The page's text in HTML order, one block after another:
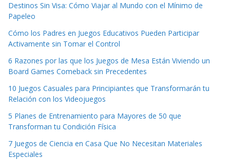
Destinos Sin Visa: Cómo Viajar al Mundo con el Mínimo de
Papeleo
Cómo los Padres en Juegos Educativos Pueden Participar
Activamente sin Tomar el Control
6 Razones por las que los Juegos de Mesa Están Viviendo un
Board Games Comeback sin Precedentes
10 Juegos Casuales para Principiantes que Transformarán tu
Relación con los Videojuegos
5 Planes de Entrenamiento para Mayores de 50 que
Transforman tu Condición Física
7 Juegos de Ciencia en Casa Que No Necesitan Materiales
Especiales